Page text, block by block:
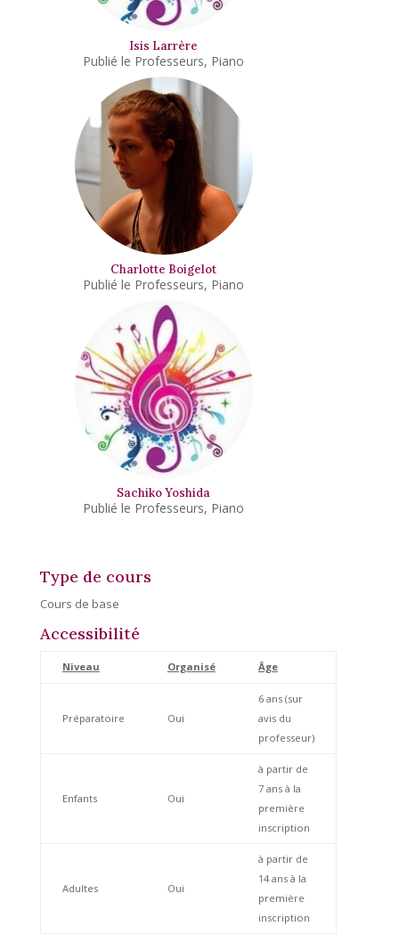
Isis Larrère
Professeurs, Piano
Charlotte Boigelot
Professeurs, Piano
Sachiko Yoshida
Professeurs, Piano
Type de cours
Cours de base
Accessibilité
Niveau Organisé Âge
Préparatoire Oui
6 ans (sur
avis du
professeur)
Enfants Oui
à partir de
7 ans à la
première
inscription
Adultes Oui
à partir de
14 ans à la
première
inscription